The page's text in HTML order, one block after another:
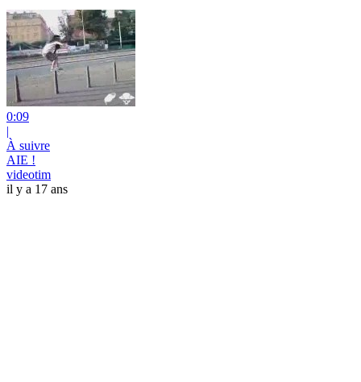
0:09
|
À suivre
AIE !
videotim
il y a 17 ans